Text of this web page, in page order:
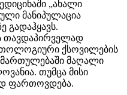
„ახალი
მანიპულაცია
გადაჰყავს.
თავდაპირველად
ქსოვილების
მაღალი
თუმცა მისი
ფართოვდება.